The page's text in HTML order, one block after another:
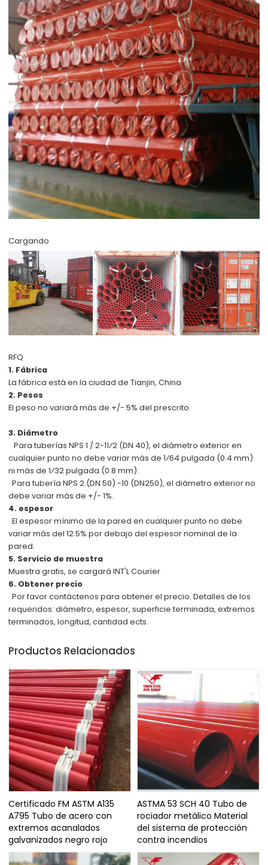
Cargando
RFQ
1. Fábrica
La fábrica está en la ciudad de Tianjin, China
2. Pesos
El peso no variará más de +/- 5% del prescrito.
3. Diámetro
Para tuberías NPS 1 / 2-11⁄2 (DN 40), el diámetro exterior en
cualquier punto no debe variar más de 1⁄64 pulgada (0.4 mm)
ni más de 1⁄32 pulgada (0.8 mm).
Para tubería NPS 2 (DN 50) -10 (DN250), el diámetro exterior no
debe variar más de +/- 1%.
4. espesor
El espesor mínimo de la pared en cualquier punto no debe
variar más del 12.5% por debajo del espesor nominal de la
pared.
5. Servicio de muestra
Muestra gratis, se cargará INT'L Courier
6. Obtener precio
Por favor contáctenos para obtener el precio. Detalles de los
requeridos: diámetro, espesor, superficie terminada, extremos
terminados, longitud, cantidad ects.
Productos Relacionados
Certificado FM ASTM A135
A795 Tubo de acero con
extremos acanalados
galvanizados negro rojo
ASTMA 53 SCH 40 Tubo de
rociador metálico Material
del sistema de protección
contra incendios